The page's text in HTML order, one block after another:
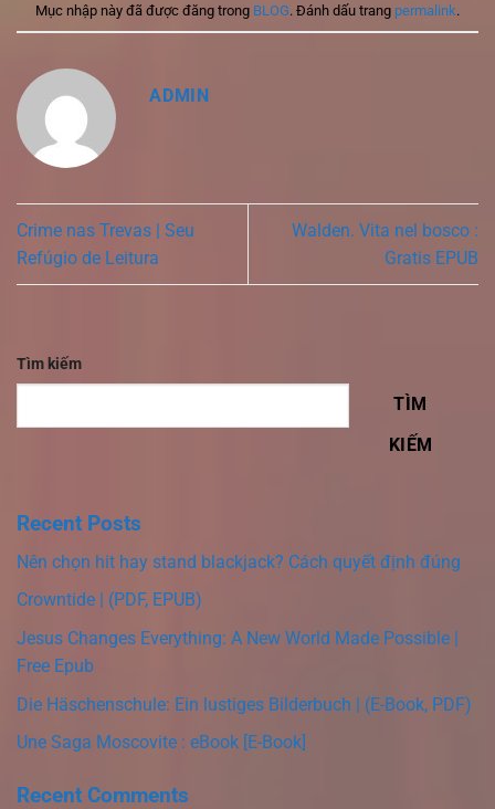
Mục nhập này đã được đăng trong BLOG. Đánh dấu trang permalink.
ADMIN
Crime nas Trevas | Seu
Refúgio de Leitura
Walden. Vita nel bosco :
Gratis EPUB
Tìm kiếm
TÌM
KIẾM
Recent Posts
Nên chọn hit hay stand blackjack? Cách quyết định đúng
Crowntide | (PDF, EPUB)
Jesus Changes Everything: A New World Made Possible |
Free Epub
Die Häschenschule: Ein lustiges Bilderbuch | (E-Book, PDF)
Une Saga Moscovite : eBook [E-Book]
Recent Comments